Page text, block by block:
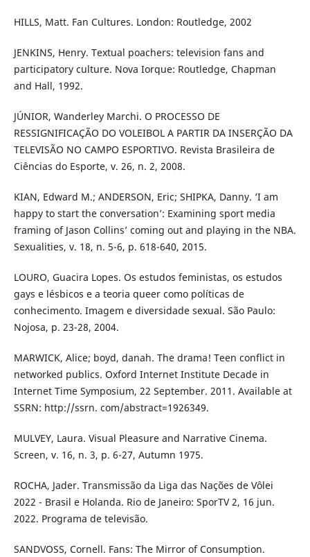
HILLS, Matt. Fan Cultures. London: Routledge, 2002
JENKINS, Henry. Textual poachers: television fans and
participatory culture. Nova Iorque: Routledge, Chapman
and Hall, 1992.
JÚNIOR, Wanderley Marchi. O PROCESSO DE
RESSIGNIFICAÇÃO DO VOLEIBOL A PARTIR DA INSERÇÃO DA
TELEVISÃO NO CAMPO ESPORTIVO. Revista Brasileira de
Ciências do Esporte, v. 26, n. 2, 2008.
KIAN, Edward M.; ANDERSON, Eric; SHIPKA, Danny. ‘I am
happy to start the conversation’: Examining sport media
framing of Jason Collins’ coming out and playing in the NBA.
Sexualities, v. 18, n. 5-6, p. 618-640, 2015.
LOURO, Guacira Lopes. Os estudos feministas, os estudos
gays e lésbicos e a teoria queer como políticas de
conhecimento. Imagem e diversidade sexual. São Paulo:
Nojosa, p. 23-28, 2004.
MARWICK, Alice; boyd, danah. The drama! Teen conflict in
networked publics. Oxford Internet Institute Decade in
Internet Time Symposium, 22 September. 2011. Available at
SSRN: http://ssrn. com/abstract=1926349.
MULVEY, Laura. Visual Pleasure and Narrative Cinema.
Screen, v. 16, n. 3, p. 6-27, Autumn 1975.
ROCHA, Jader. Transmissão da Liga das Nações de Vôlei
2022 - Brasil e Holanda. Rio de Janeiro: SporTV 2, 16 jun.
2022. Programa de televisão.
SANDVOSS, Cornell. Fans: The Mirror of Consumption.